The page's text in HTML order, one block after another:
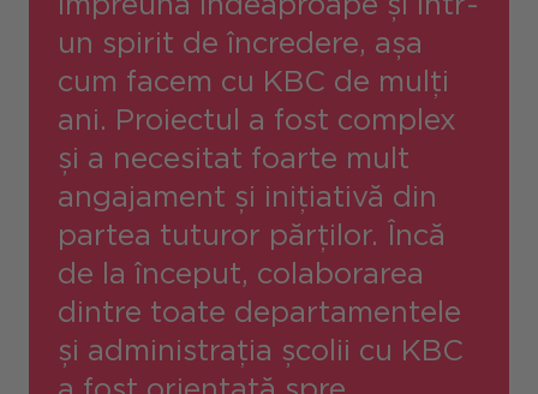
un spirit de încredere, așa
cum facem cu KBC de mulți
ani. Proiectul a fost complex
și a necesitat foarte mult
angajament și inițiativă din
partea tuturor părților. Încă
de la început, colaborarea
dintre toate departamentele
și administrația școlii cu KBC